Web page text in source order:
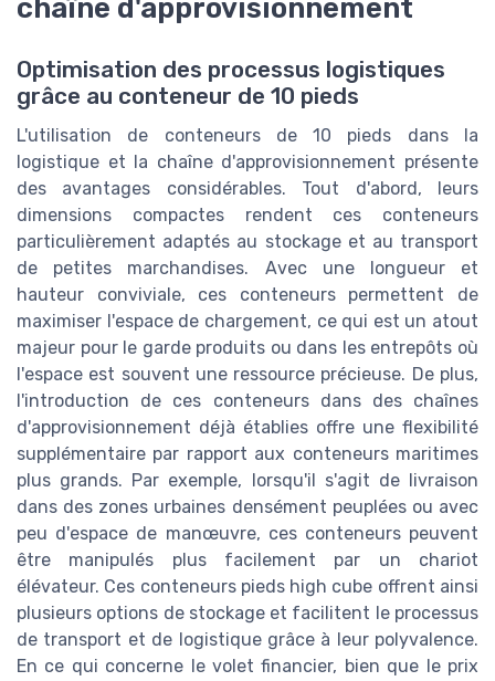
chaîne d'approvisionnement
Optimisation des processus logistiques
grâce au conteneur de 10 pieds
L'utilisation de conteneurs de 10 pieds dans la
logistique et la chaîne d'approvisionnement présente
des avantages considérables. Tout d'abord, leurs
dimensions compactes rendent ces conteneurs
particulièrement adaptés au stockage et au transport
de petites marchandises. Avec une longueur et
hauteur conviviale, ces conteneurs permettent de
maximiser l'espace de chargement, ce qui est un atout
majeur pour le garde produits ou dans les entrepôts où
l'espace est souvent une ressource précieuse. De plus,
l'introduction de ces conteneurs dans des chaînes
d'approvisionnement déjà établies offre une flexibilité
supplémentaire par rapport aux conteneurs maritimes
plus grands. Par exemple, lorsqu'il s'agit de livraison
dans des zones urbaines densément peuplées ou avec
peu d'espace de manœuvre, ces conteneurs peuvent
être manipulés plus facilement par un chariot
élévateur. Ces conteneurs pieds high cube offrent ainsi
plusieurs options de stockage et facilitent le processus
de transport et de logistique grâce à leur polyvalence.
En ce qui concerne le volet financier, bien que le prix